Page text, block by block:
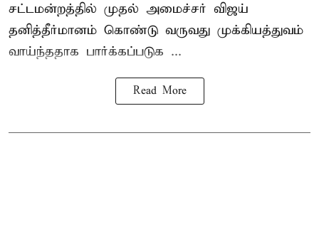
சட்டமன்றத்தில் முதல் அமைச்சர் விஜய்
தனித்தீர்மானம் கொண்டு வருவது முக்கியத்துவம்
வாய்ந்ததாக பார்க்கப்படுக ...
Read More